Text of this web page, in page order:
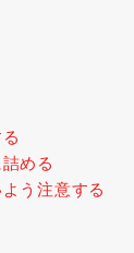
める
う注意する